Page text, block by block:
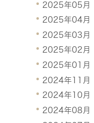
2025年05月
2025年04月
2025年03月
2025年02月
2025年01月
2024年11月
2024年10月
2024年08月